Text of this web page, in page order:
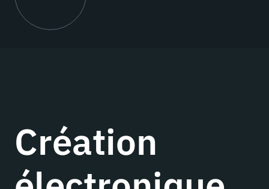
Création